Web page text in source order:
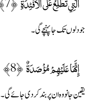
جو دلوں تک جاپہنچے گی۔
إِنَّهَا عَلَيْهِمْ مُؤْصَدَةٌ ﴿8﴾
یقین جانو وہ ان پر بند کردی جائے گی۔